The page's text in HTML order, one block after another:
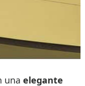
una elegante